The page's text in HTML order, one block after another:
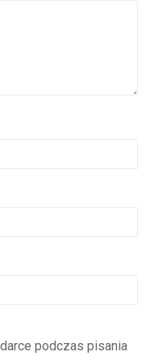
podczas pisania